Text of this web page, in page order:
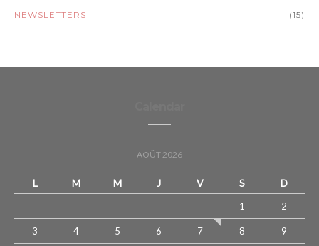
NEWSLETTERS (15)
AOÛT 2026
L M M J V S D
1 2
3 4 5 6 7 8 9